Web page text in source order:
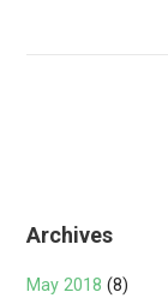
Archives
May 2018 (8)